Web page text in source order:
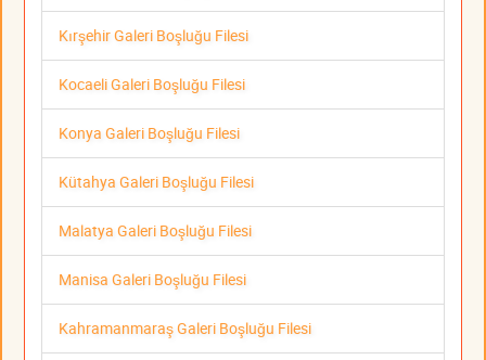
Kırşehir Galeri Boşluğu Filesi
Kocaeli Galeri Boşluğu Filesi
Konya Galeri Boşluğu Filesi
Kütahya Galeri Boşluğu Filesi
Malatya Galeri Boşluğu Filesi
Manisa Galeri Boşluğu Filesi
Kahramanmaraş Galeri Boşluğu Filesi